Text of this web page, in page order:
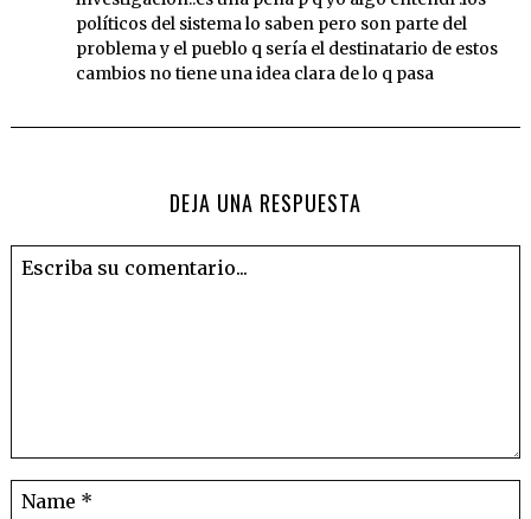
políticos del sistema lo saben pero son parte del
problema y el pueblo q sería el destinatario de estos
cambios no tiene una idea clara de lo q pasa
DEJA UNA RESPUESTA